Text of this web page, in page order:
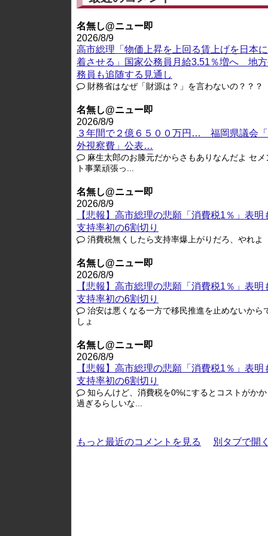
名無し@ニュー即
2026/8/9
高市総理「物価上昇を上回る賃上げを日本
着させる」国家公務員月給3.51％増へ 地
務員も追随する見通し
財務省はなぜ「財源は？」を言わないの？？？
名無し@ニュー即
2026/8/9
３年間で２億６５００万円… 福岡県議会
外視察費」公表…
麻生太郎のお膝元だからさもありなんだよ セメ
ト事業頑張っ...
名無し@ニュー即
2026/8/9
【悲報】高市総理の悲願「消費税1％」表明
支持率初の6割切り
消費税無くしたら支持率爆上がりだろ、やれよ
名無し@ニュー即
2026/8/9
【悲報】高市総理の悲願「消費税1％」表明
支持率初の6割切り
治安は悪くなる一方で移民推進を止めないから
しょ
名無し@ニュー即
2026/8/9
【悲報】高市総理の悲願「消費税1％」表明
支持率初の6割切り
知らんけど、消費税を0%にするとコストがかか
過ぎるらしいな...
もっと最近のコメントを見る 別タブで開く